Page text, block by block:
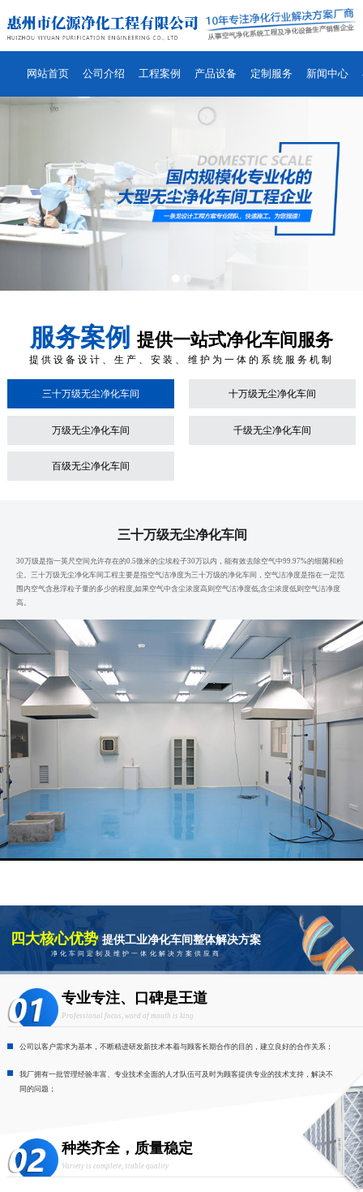
网站首页 公司介绍 工程案例 产品设备 定制服务 新闻中心
服务案例 提供一站式净化车间服务
提供设备设计、生产、安装、维护为一体的系统服务机制
三十万级无尘净化车间 十万级无尘净化车间
万级无尘净化车间 千级无尘净化车间
百级无尘净化车间
三十万级无尘净化车间
30万级是指一英尺空间允许存在的0.5微米的尘埃粒子30万以内，能有效去除空气中99.97%的细菌和粉
尘。三十万级无尘净化车间工程主要是指空气洁净度为三十万级的净化车间，空气洁净度是指在一定范
围内空气含悬浮粒子量的多少的程度,如果空气中含尘浓度高则空气洁净度低,含尘浓度低则空气洁净度
高。
四大核心优势提供工业净化车间整体解决方案
净化车间定制及维护一体化解决方案供应商
专业专注、口碑是王道
Professional focus, word of mouth is king
公司以客户需求为基本，不断精进研发新技术本着与顾客长期合作的目的，建立良好的合作关系；
我厂拥有一批管理经验丰富、专业技术全面的人才队伍可及时为顾客提供专业的技术支持，解决不
同的问题；
种类齐全，质量稳定
Variety is complete, stable quality